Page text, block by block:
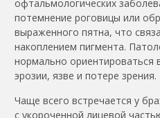
офтальмологических
потемнение роговицы или
выраженного пятна, что
накоплением пигмента.
нормально ориентироваться
эрозии, язве и потере зрения.
Чаще всего встречается у
с укороченной лицевой